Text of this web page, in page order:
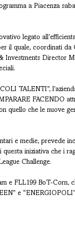
a Piacenza
legato
il quale, coordinati da
Investments Director
TALENTI”,
FACENDO
quello che le nuove
e medie, prevede
iniziativa che i
Challenge.
e FLL199 BoT-Corn,
e